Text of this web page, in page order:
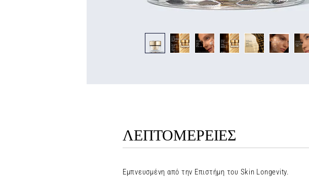
ΛΕΠΤΟΜΕΡΕΙΕΣ
Εμπνευσμένη από την Επιστήμη του Skin Longevity.